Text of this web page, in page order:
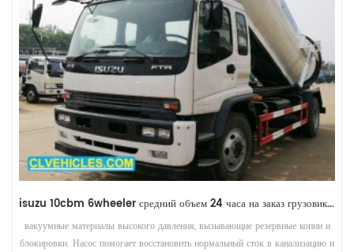
isuzu 10cbm 6wheeler средний объем 24 часа на заказ грузовик для мойки слива
вакуумные материалы высокого давления, вызывающие резервные копии и
блокировки. Насос помогает восстановить нормальный сток в канализацию и